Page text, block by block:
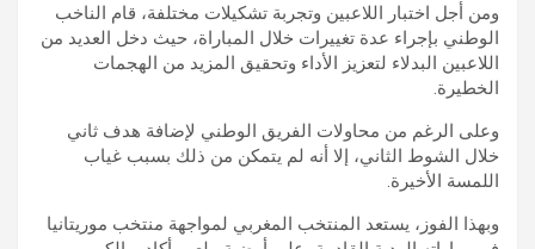
ومن أجل اختبار اللاعبين وتجربة تشكيلات مختلفة، قام الناخب
الوطني بإجراء عدة تغييرات خلال المباراة، حيث دخل العديد من
اللاعبين البدلاء لتعزيز الأداء وتحقيق المزيد من الهجمات
الخطيرة.
وعلى الرغم من محاولات الفريق الوطني لإضافة هدف ثاني
خلال الشوط الثاني، إلا أنه لم يتمكن من ذلك بسبب غياب
اللمسة الأخيرة.
وبهذا الفوز، يستعد المنتخب المغربي لمواجهة منتخب موريتانيا